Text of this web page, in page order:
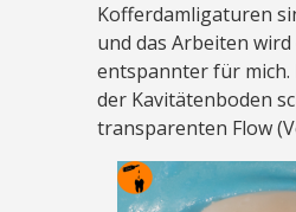
Kofferdamligaturen
und das Arbeiten
entspannter für mich.
der Kavitätenboden
transparenten Flow